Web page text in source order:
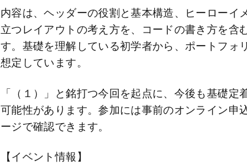
内容は、ヘッダーの役割と基本構造、ヒーローイ
立つレイアウトの考え方を、コードの書き方を含
す。基礎を理解している初学者から、ポートフォ
想定しています。
「（１）」と銘打つ今回を起点に、今後も基礎
可能性があります。参加には事前のオンライン申
ージで確認できます。
【イベント情報】